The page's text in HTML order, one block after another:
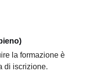
la formazione è
di iscrizione.